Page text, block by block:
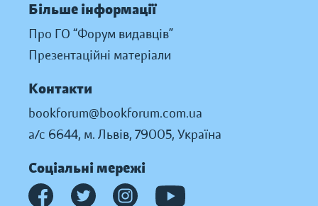
Більше інформації
Про ГО “Форум видавців”
Презентаційні матеріали
Контакти
bookforum@bookforum.com.ua
а/с 6644, м. Львів, 79005, Україна
Соціальні мережі